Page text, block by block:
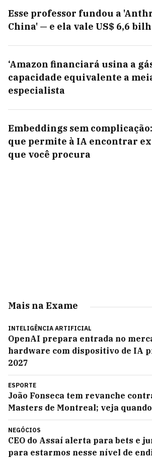
Esse professor fundou a
China' — e ela vale US$ 6,6
‘Amazon financiará usina a
capacidade equivalente a
especialista
Embeddings sem
que permite à IA encontrar
que você procura
Mais na Exame
INTELIGÊNCIA ARTIFICIAL
OpenAI prepara entrada no
hardware com dispositivo de IA
2027
ESPORTE
João Fonseca tem revanche
Masters de Montreal; veja quando
NEGÓCIOS
CEO do Assaí alerta para bets e
para estarmos nesse nível de